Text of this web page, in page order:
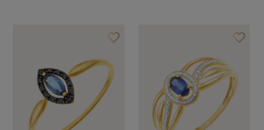
favorite_borderAjouter à vos favoris favorite_borderAjouter